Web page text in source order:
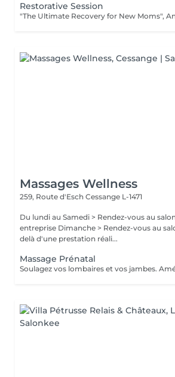
Restorative Session
Massages Wellness
259, Route d'Esch Cessange L-1471
Du lundi au Samedi > Rendez-vous au
entreprise Dimanche > Rendez-vous au salon et à domicile Au
delà d'une prestation réali...
Massage Prénatal